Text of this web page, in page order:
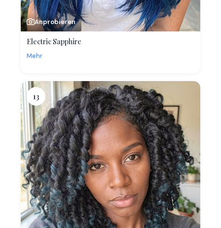
Anprobieren
Electric Sapphire
Mehr
13